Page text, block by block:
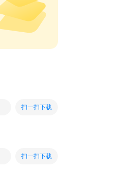
扫一扫下载
扫一扫下载